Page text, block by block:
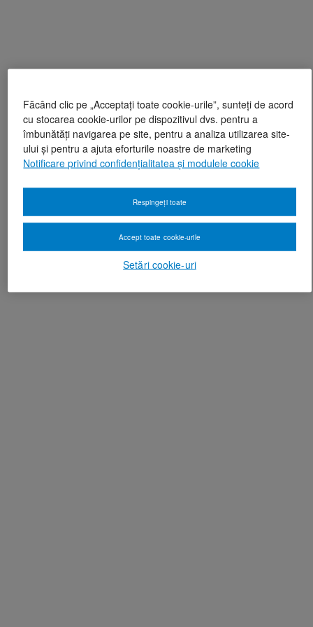
Făcând clic pe „Acceptați toate cookie-urile”, sunteți de acord
cu stocarea cookie-urilor pe dispozitivul dvs. pentru a
îmbunătăți navigarea pe site, pentru a analiza utilizarea site-
ului și pentru a ajuta eforturile noastre de marketing
Notificare privind confidențialitatea și modulele cookie
Setări cookie-uri
Respingeți toate
Accept toate cookie-urile